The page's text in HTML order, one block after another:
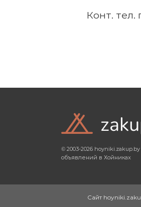
Конт.
Сайт
© 2003-2026
объявлений в Хойниках